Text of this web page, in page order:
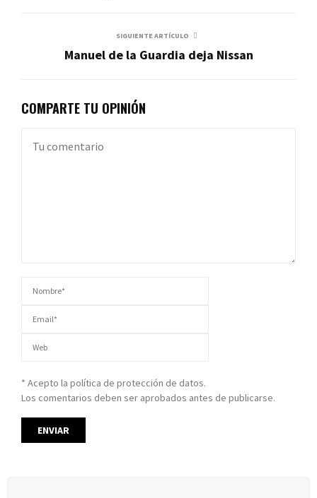
SIGUIENTE ARTÍCULO
Manuel de la Guardia deja Nissan
COMPARTE TU OPINIÓN
* Acepto la política de protección de datos.
Los comentarios deben ser aprobados antes de publicarse.